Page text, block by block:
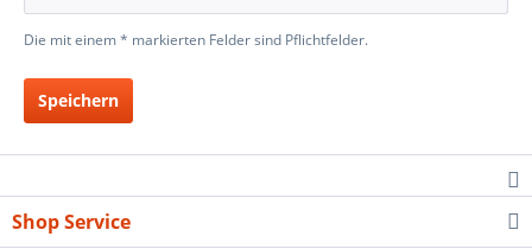
Die mit einem * markierten Felder sind Pflichtfelder.
Speichern
Shop Service